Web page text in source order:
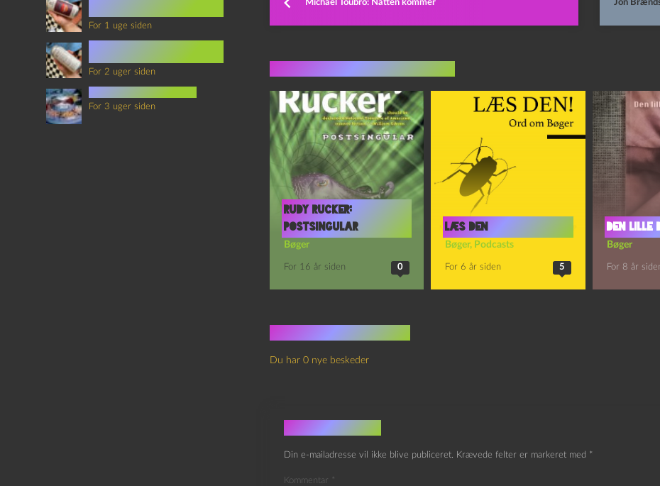
Michael Toubro: Natten kommer Jon
Rudy Rucker:
Postsingular
Bøger
For 16 år siden 0
LÆS DEN
Bøger, Podcasts
For 6 år siden 5
Den lille
Bøger
For 8 år
Du har 0 nye beskeder
Skriv et svar
Din e-mailadresse vil ikke blive publiceret. Krævede felter er markeret med *
Kommentar *
For 1 uge siden
For 2 uger siden
For 3 uger siden